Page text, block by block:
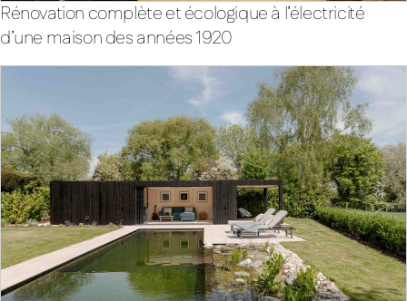
Rénovation complète et écologique à l’électricité
d’une maison des années 1920